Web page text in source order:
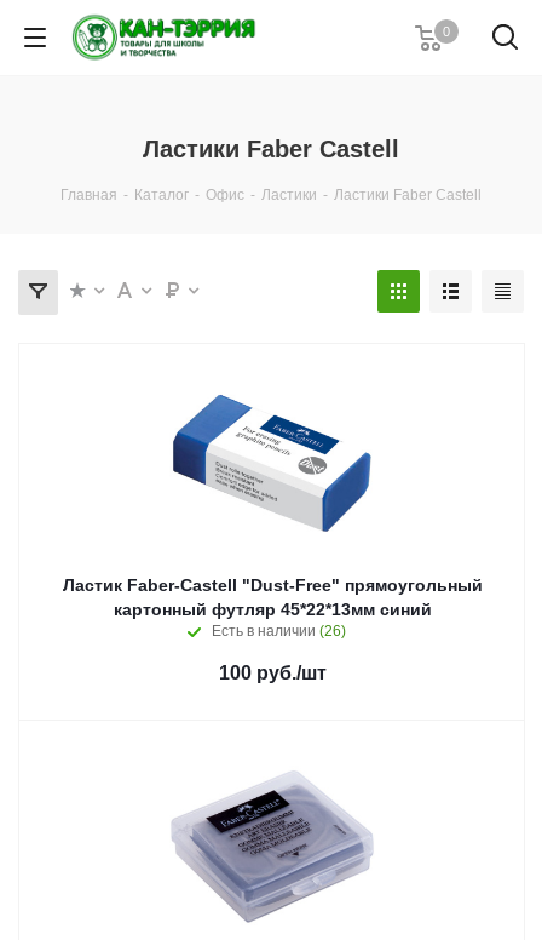
0
Ластики Faber Castell
Главная - Каталог - Офис - Ластики - Ластики Faber Castell
Ластик Faber-Castell "Dust-Free" прямоугольный
картонный футляр 45*22*13мм синий
Есть в наличии (26)
100руб./шт